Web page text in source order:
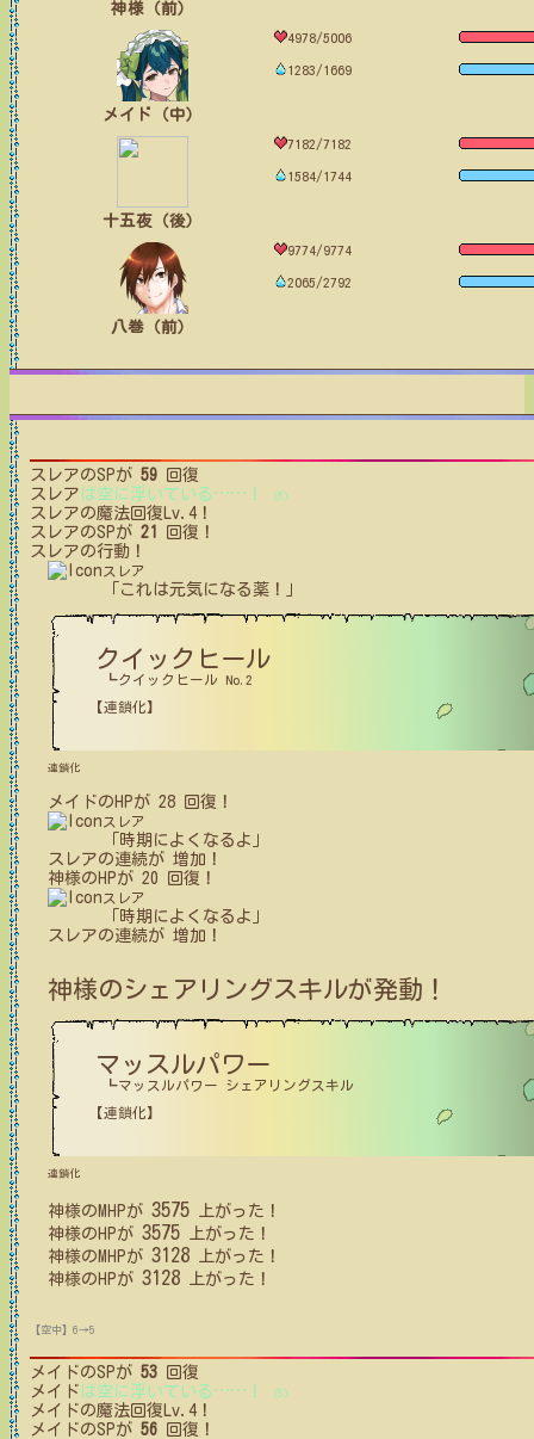
神様（前）
メイド（中）
4978/5006
1283/1669
十五夜（後）
7182/7182
1584/1744
八巻（前）
9774/9774
2065/2792
スレアのSPが 59 回復
スレア は空に浮いている …… ！ (6)
スレアの魔法回復Lv.4！
スレアのSPが 21
回復！
スレアの行動！
スレア
「これは元気になる薬！」
クイックヒール
┗クイックヒール No.2
【連鎖化】
連鎖化
メイドの HPが 28 回復！
スレア
「時期によくなるよ」
スレアの連続が 増加！
神様の HPが 20 回復！
スレア
「時期によくなるよ」
スレアの連続が 増加！
神様のシェアリングスキルが発動！
マッスルパワー
┗マッスルパワー シェアリングスキル
【連鎖化】
連鎖化
神様の MHPが 3575 上がった！
神様の HPが 3575 上がった！
神様の MHPが 3128 上がった！
神様の HPが 3128 上がった！
【空中】6→5
メイドのSPが 53 回復
メイド は空に浮いている …… ！ (5)
メイドの魔法回復Lv.4！
メイドのSPが 56 回復！